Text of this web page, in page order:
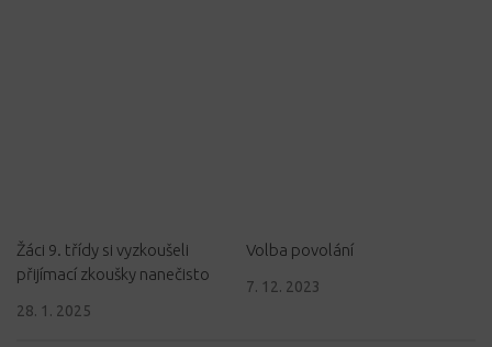
Žáci 9. třídy si vyzkoušeli
přijímací zkoušky nanečisto
28. 1. 2025
Volba povolání
7. 12. 2023